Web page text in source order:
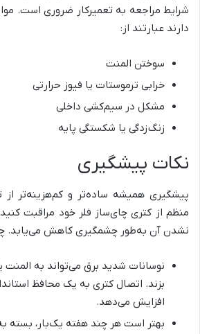
شرایط مراجعه به تعمیرکار ضروری است.
دارند عبارتند از:
سوختن المنت
خرابی ترموستات یا فیوز حرارتی
مشکل در سیم‌کشی داخلی
زنگ‌زدگی یا شکستگی پایه
نکات پیشگیری
پیشگیری همیشه ساده‌تر و کم‌هزینه‌تر از
منظم از کتری چای‌ساز فلر خود مراقبت
نشدن آن به‌طور چشمگیری کاهش می‌یابد.
نوسانات شدید برق می‌تواند به
بزند. اتصال کتری به یک محافظ
افزایش می‌دهد.
بهتر است هر چند هفته یک‌بار، بسته